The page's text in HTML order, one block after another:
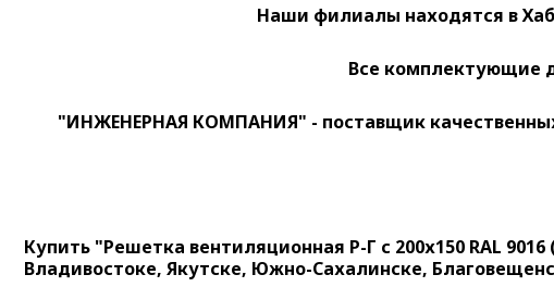
Наши филиалы находятся в
Все комплектующие
"ИНЖЕНЕРНАЯ КОМПАНИЯ" - поставщик
Купить "Решетка вентиляционная Р-Г с 200х150 RAL
Владивостоке, Якутске, Южно-Сахалинске,